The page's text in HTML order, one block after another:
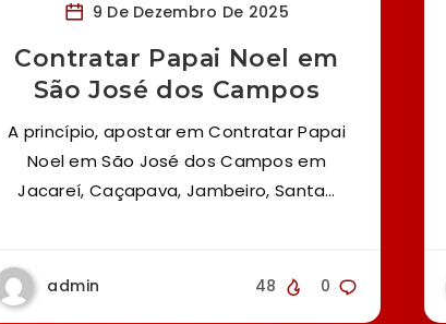
9 De Dezembro De 2025
Contratar Papai Noel em
São José dos Campos
A princípio, apostar em Contratar Papai
Noel em São José dos Campos em
Jacareí, Caçapava, Jambeiro, Santa…
admin 0
48